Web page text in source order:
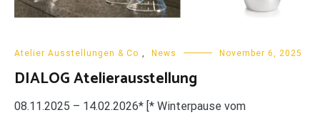
Atelier Ausstellungen & Co , News November 6, 2025
DIALOG Atelierausstellung
08.11.2025 – 14.02.2026* [* Winterpause vom